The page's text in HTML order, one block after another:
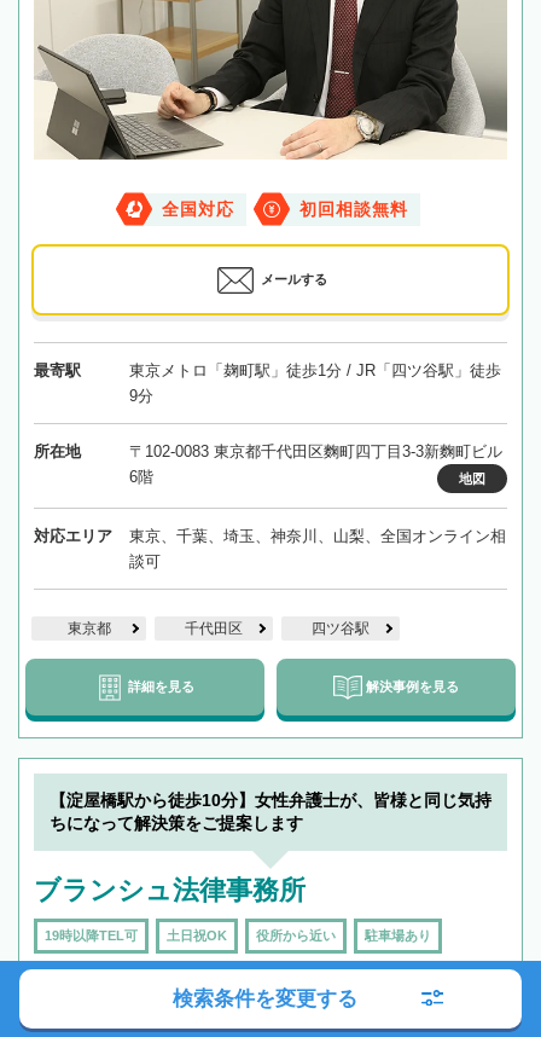
全国対応 初回相談無料
メールする
最寄駅
東京メトロ「麹町駅」徒歩1分 / JR「四ツ谷駅」徒歩
9分
所在地
〒102-0083 東京都千代田区麴町四丁目3-3新麴町ビル
6階
地図
対応エリア
東京、千葉、埼玉、神奈川、山梨、全国オンライン相
談可
東京都 千代田区 四ツ谷駅
詳細を見る 解決事例を見る
【淀屋橋駅から徒歩10分】女性弁護士が、皆様と同じ気持
ちになって解決策をご提案します
ブランシュ法律事務所
19時以降TEL可 土日祝OK 役所から近い 駐車場あり
検索条件を変更する